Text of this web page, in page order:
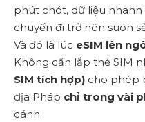
phút chót, dữ liệu
chuyến đi trở nên suôn
Và đó là lúc eSIM lên
Không cần lắp thẻ SIM
SIM tích hợp) cho phép
địa Pháp chỉ trong vài
cánh.